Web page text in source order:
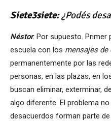
Siete3siete:¿Podés
Néstor: Por supuesto. Primer
escuela con los mensajes de
permanentemente por las
personas, en las plazas, en
buscan eliminar, exterminar,
algo diferente. El problema
desacuerdos forman parte